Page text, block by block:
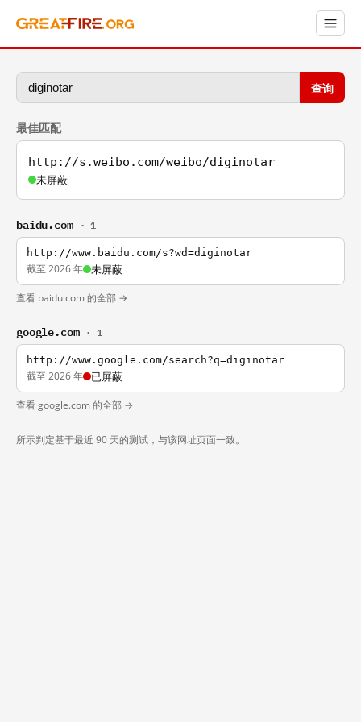
查询
最佳匹配
http://s.weibo.com/weibo/diginotar
未屏蔽
baidu.com · 1
http://www.baidu.com/s?wd=diginotar
截至 2026 年 未屏蔽
查看 baidu.com 的全部 →
google.com · 1
http://www.google.com/search?q=diginotar
截至 2026 年 已屏蔽
查看 google.com 的全部 →
所示判定基于最近 90 天的测试，与该网址页面一致。